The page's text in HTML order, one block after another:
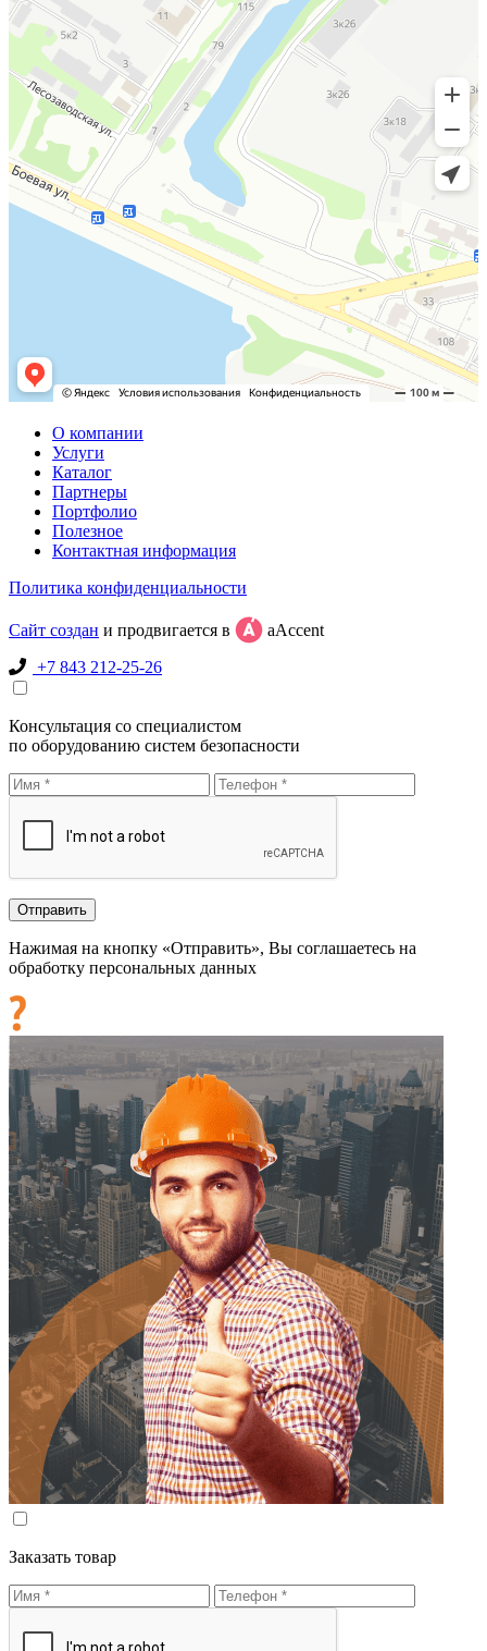
О компании
Услуги
Каталог
Партнеры
Портфолио
Полезное
Контактная информация
Политика конфиденциальности
Сайт создан и продвигается в
aAccent
+7 843 212-25-26
Консультация со специалистом
по оборудованию систем безопасности
Нажимая на кнопку «Отправить», Вы соглашаетесь на
обработку персональных данных
Заказать товар